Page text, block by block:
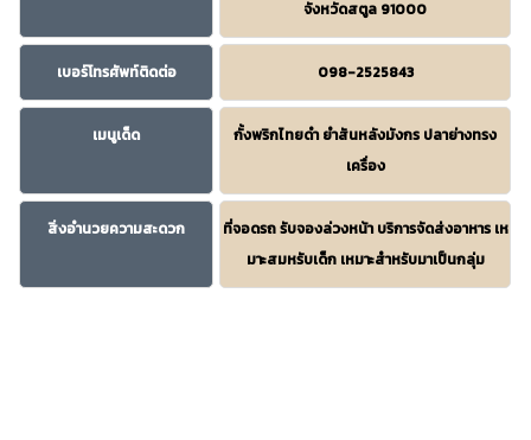
จังหวัดสตูล 91000
เบอร์โทรศัพท์ติดต่อ 098-2525843
เมนูเด็ด
กั้งพริกไทยดำ ยำสันหลังมังกร ปลาย่างทรง
เครื่อง
สิ่งอำนวยความสะดวก
ที่จอดรถ รับจองล่วงหน้า บริการจัดส่งอาหาร เห
มาะสมหรับเด็ก เหมาะสำหรับมาเป็นกลุ่ม